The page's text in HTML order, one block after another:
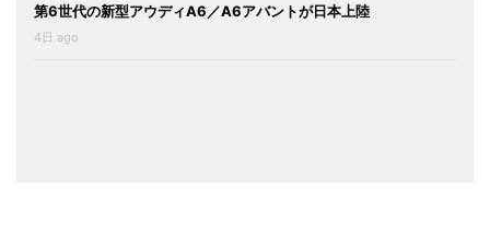
第6世代の新型アウディA6／A6アバントが日本上陸
4日 ago